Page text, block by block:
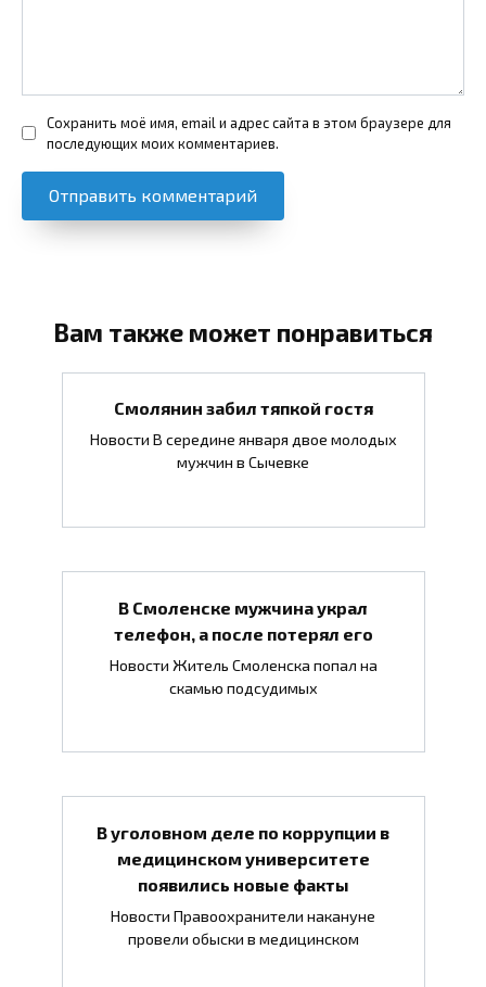
Сохранить моё имя, email и адрес сайта в этом браузере для
последующих моих комментариев.
Вам также может понравиться
Смолянин забил тяпкой гостя
Новости В середине января двое молодых
мужчин в Сычевке
В Смоленске мужчина украл
телефон, а после потерял его
Новости Житель Смоленска попал на
скамью подсудимых
В уголовном деле по коррупции в
медицинском университете
появились новые факты
Новости Правоохранители накануне
провели обыски в медицинском